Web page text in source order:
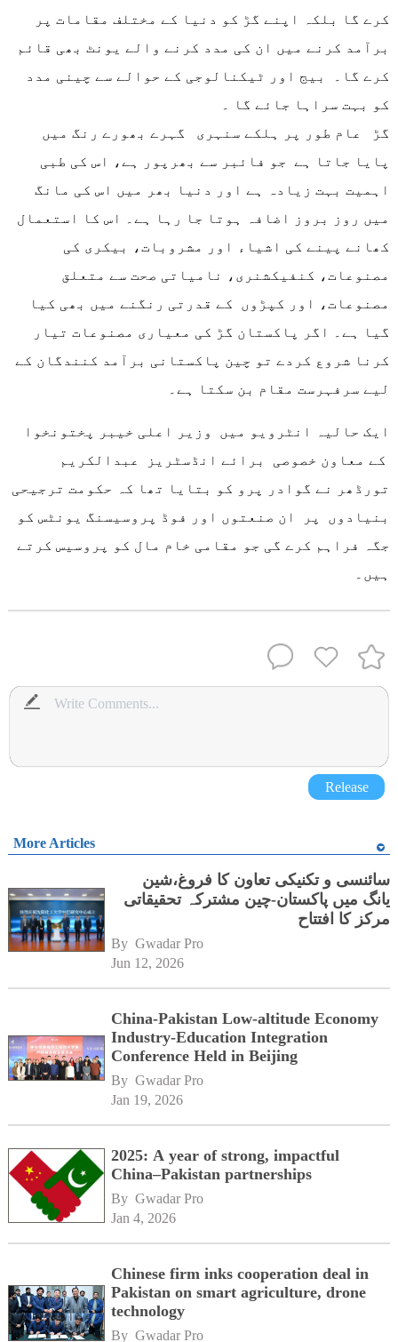
کرے گا بلکہ اپنے گڑ کو دنیا کے مختلف مقامات پر
برآمد کرنے میں ان کی مدد کرنے والے یونٹ بھی قائم
کرے گا۔ بیج اور ٹیکنالوجی کے حوالے سے چینی مدد
کو بہت سراہا جائے گا ۔
گڑ عام طور پر ہلکے سنہری گہرے بھورے رنگ میں
پایا جاتا ہے جو فائبر سے بھرپور ہے، اس کی طبی
اہمیت بہت زیادہ ہے اور دنیا بھر میں اس کی مانگ
میں روز بروز اضافہ ہوتا جا رہا ہے۔ اس کا استعمال
کھانے پینے کی اشیاء اور مشروبات، بیکری کی
مصنوعات، کنفیکشنری، نامیاتی صحت سے متعلق
مصنوعات، اور کپڑوں کے قدرتی رنگنے میں بھی کیا
گیا ہے۔ اگر پاکستان گڑ کی معیاری مصنوعات تیار
کرنا شروع کردے تو چین پاکستانی برآمد کنندگان کے
لیے سرفہرست مقام بن سکتا ہے۔
ایک حالیہ انٹرویو میں وزیر اعلی خیبر پختونخوا
کے معاون خصوصی برائے انڈسٹریز عبدالکریم
تورڈھر نے گوادر پرو کو بتایا تھا کہ حکومت ترجیحی
بنیادوں پر ان صنعتوں اور فوڈ پروسیسنگ یونٹس کو
جگہ فراہم کرے گی جو مقامی خام مال کو پروسیس کرتے
ہیں۔
Release
More Articles
سائنسی و تکنیکی تعاون کا فروغ،شین
یانگ میں پاکستان-چین مشترکہ تحقیقاتی
مرکز کا افتتاح
By Gwadar Pro
Jun 12, 2026
China-Pakistan Low-altitude Economy
Industry-Education Integration
Conference Held in Beijing
By Gwadar Pro
Jan 19, 2026
2025: A year of strong, impactful
China–Pakistan partnerships
By Gwadar Pro
Jan 4, 2026
Chinese firm inks cooperation deal in
Pakistan on smart agriculture, drone
technology
By Gwadar Pro